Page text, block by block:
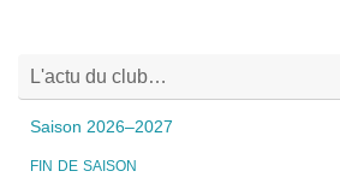
L'actu du club…
Saison 2026–2027
FIN DE SAISON